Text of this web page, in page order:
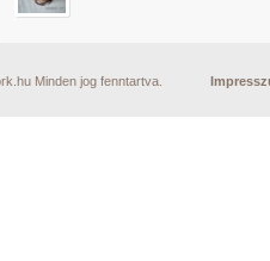
Minden jog fenntartva.